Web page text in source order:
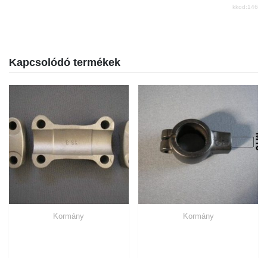
kkod:146
Kapcsolódó termékek
Kormány Kormány